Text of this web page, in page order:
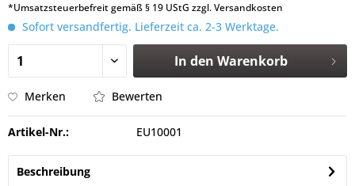
*Umsatzsteuerbefreit gemäß § 19 UStG zzgl. Versandkosten
Sofort versandfertig. Lieferzeit ca. 2-3 Werktage.
In den Warenkorb
Merken Bewerten
Artikel-Nr.: EU10001
Beschreibung